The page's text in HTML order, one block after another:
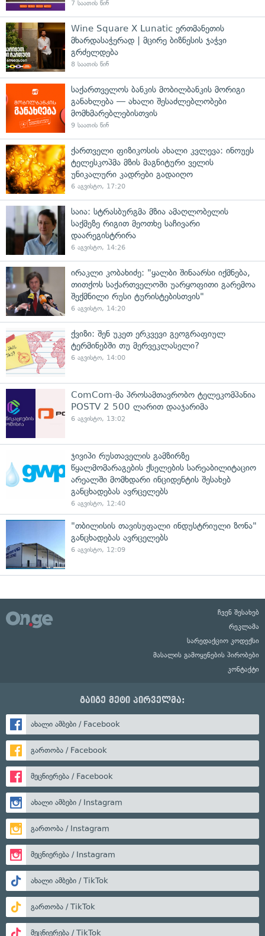
7 საათის წინ
Wine Square X Lunatic ერთმანეთის
მხარდასაჭერად | მცირე ბიზნესის ჯაჭვი
გრძელდება
8 საათის წინ
საქართველოს ბანკის მობილბანკის მორიგი
განახლება — ახალი შესაძლებლობები
მომხმარებლებისთვის
9 საათის წინ
ქართველი ფიზიკოსის ახალი კვლევა: ინოუეს
ტელესკოპმა მზის მაგნიტური ველის
უნიკალური კადრები გადაიღო
6 აგვისტო, 17:20
საია: სტრასბურგმა მზია ამაღლობელის
საქმეზე რიგით მეოთხე საჩივარი
დაარეგისტრირა
6 აგვისტო, 14:26
ირაკლი კობახიძე: "ყალბი შინაარსი იქმნება,
თითქოს საქართველოში უარყოფითი გარემოა
შექმნილი რუსი ტურისტებისთვის"
6 აგვისტო, 14:20
ქვიზი: შენ უკეთ ერკვევი გეოგრაფიულ
ტერმინებში თუ მერვეკლასელი?
6 აგვისტო, 14:00
ComCom-მა პროსამთავრობო ტელეკომპანია
POSTV 2 500 ლარით დააჯარიმა
6 აგვისტო, 13:02
ჯივიპი რუსთაველის გამზირზე
წყალმომარაგების ქსელების სარეაბილიტაციო
არეალში მომხდარი ინციდენტის შესახებ
განცხადებას ავრცელებს
6 აგვისტო, 12:40
"თბილისის თავისუფალი ინდუსტრიული ზონა"
განცხადებას ავრცელებს
6 აგვისტო, 12:09
ჩვენ შესახებ
რეკლამა
სარედაქციო კოდექსი
მასალის გამოყენების პირობები
კონტაქტი
გაიგე მეტი პირველმა:
ახალი ამბები / Facebook
გართობა / Facebook
მეცნიერება / Facebook
ახალი ამბები / Instagram
გართობა / Instagram
მეცნიერება / Instagram
ახალი ამბები / TikTok
გართობა / TikTok
მეცნიერება / TikTok